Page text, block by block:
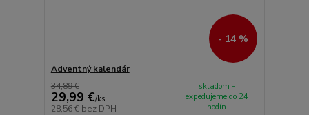
- 14 %
Adventný kalendár
34,89 €
29,99 €/ks
28,56 € bez DPH
skladom -
expedujeme do 24
hodín